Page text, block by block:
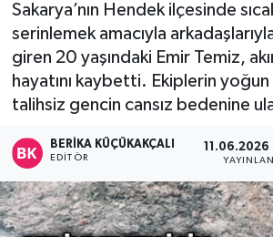
Sakarya’nın Hendek ilçesinde
serinlemek amacıyla
giren 20 yaşındaki Emir Temiz,
hayatını kaybetti. Ekiplerin yoğun
talihsiz gencin cansız bedenine
BERIKA KÜÇÜKAKÇALI
EDITÖR
11.06.2026
Bartın
Karabük
ÇEVRE
Haber Arşivi